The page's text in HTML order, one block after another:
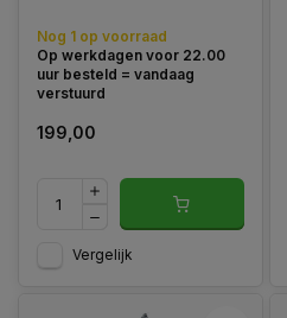
Nog 1 op voorraad
Op werkdagen voor 22.00
uur besteld = vandaag
verstuurd
199,00
Vergelijk